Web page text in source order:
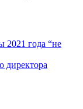
2021 года “не
директора